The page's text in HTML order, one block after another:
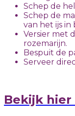
Schep de
Schep de
van het ijs in
Versier met
rozemarijn.
Bespuit de
Serveer
Bekijk